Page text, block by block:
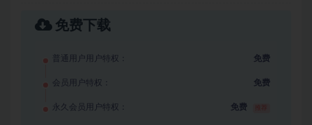
免费下载
普通用户用户特权： 免费
会员用户特权： 免费
永久会员用户特权： 免费